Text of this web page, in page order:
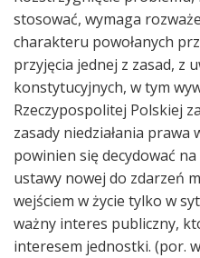
stosować, wymaga
charakteru powołanych
przyjęcia jednej z zasad, z
konstytucyjnych, w tym
Rzeczypospolitej Polskiej
zasady niedziałania prawa
powinien się decydować
ustawy nowej do zdarzeń
wejściem w życie tylko w
ważny interes publiczny,
interesem jednostki. (por.